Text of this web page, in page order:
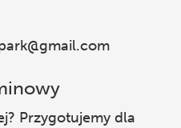
Przygotujemy dla